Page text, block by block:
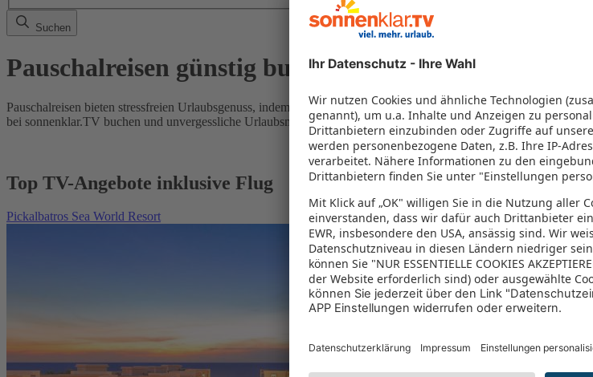
Suchen
Pauschalreisen günstig buchen
Pauschalreisen bieten stressfreien Urlaubsgenuss, indem Flug und Hotel in einem Paket kombiniert werden – das
bei sonnenklar.TV buchen und unvergessliche Urlaubsmomente erleben!
Top TV-Angebote inklusive Flug
Pickalbatros Sea World Resort